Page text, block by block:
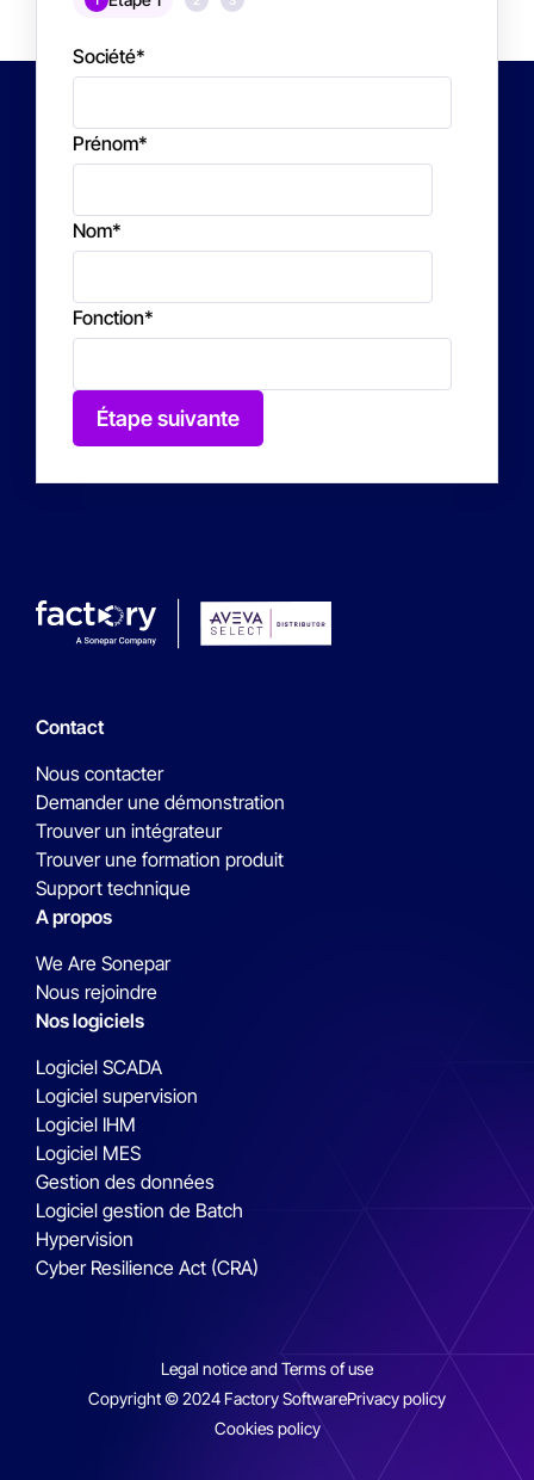
Société*
Prénom*
Nom*
Fonction*
Étape suivante
Contact
Nous contacter
Demander une démonstration
Trouver un intégrateur
Trouver une formation produit
Support technique
A propos
We Are Sonepar
Nous rejoindre
Nos logiciels
Logiciel SCADA
Logiciel supervision
Logiciel IHM
Logiciel MES
Gestion des données
Logiciel gestion de Batch
Hypervision
Cyber Resilience Act (CRA)
Legal notice and Terms of use
Copyright © 2024 Factory SoftwarePrivacy policy
Cookies policy